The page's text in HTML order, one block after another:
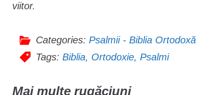
viitor.
Categories: Psalmii - Biblia Ortodoxă
Tags: Biblia, Ortodoxie, Psalmi
Mai multe rugăciuni